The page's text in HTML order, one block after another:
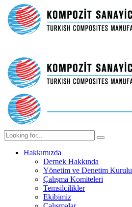
Hakkımızda
Dernek Hakkında
Yönetim ve Denetim Kurulu
Çalışma Komiteleri
Temsilcilikler
Ekibimiz